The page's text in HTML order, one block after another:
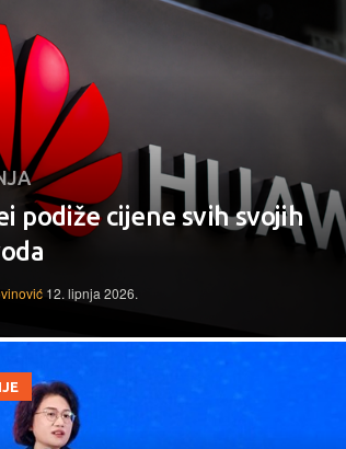
podiže cijene svih svojih
12. lipnja 2026.